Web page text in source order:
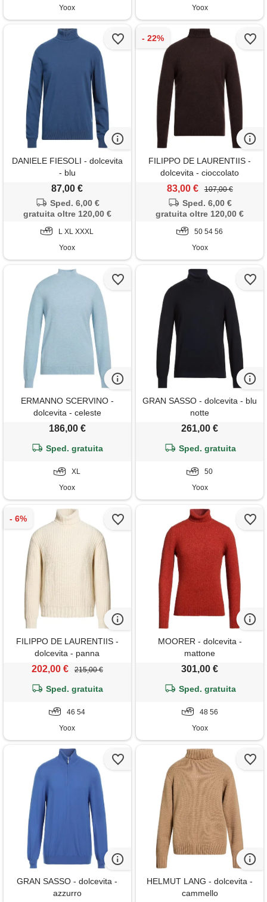
Yoox Yoox
DANIELE FIESOLI - dolcevita
- blu
87,00 €
Sped. 6,00 €
gratuita oltre 120,00 €
L XL XXXL
Yoox
FILIPPO DE LAURENTIIS -
dolcevita - cioccolato
83,00 € 107,00 €
Sped. 6,00 €
gratuita oltre 120,00 €
50 54 56
Yoox
ERMANNO SCERVINO -
dolcevita - celeste
186,00 €
Sped. gratuita
XL
Yoox
GRAN SASSO - dolcevita - blu
notte
261,00 €
Sped. gratuita
50
Yoox
FILIPPO DE LAURENTIIS -
dolcevita - panna
202,00 € 215,00 €
Sped. gratuita
46 54
Yoox
MOORER - dolcevita -
mattone
301,00 €
Sped. gratuita
48 56
Yoox
GRAN SASSO - dolcevita -
azzurro
HELMUT LANG - dolcevita -
cammello